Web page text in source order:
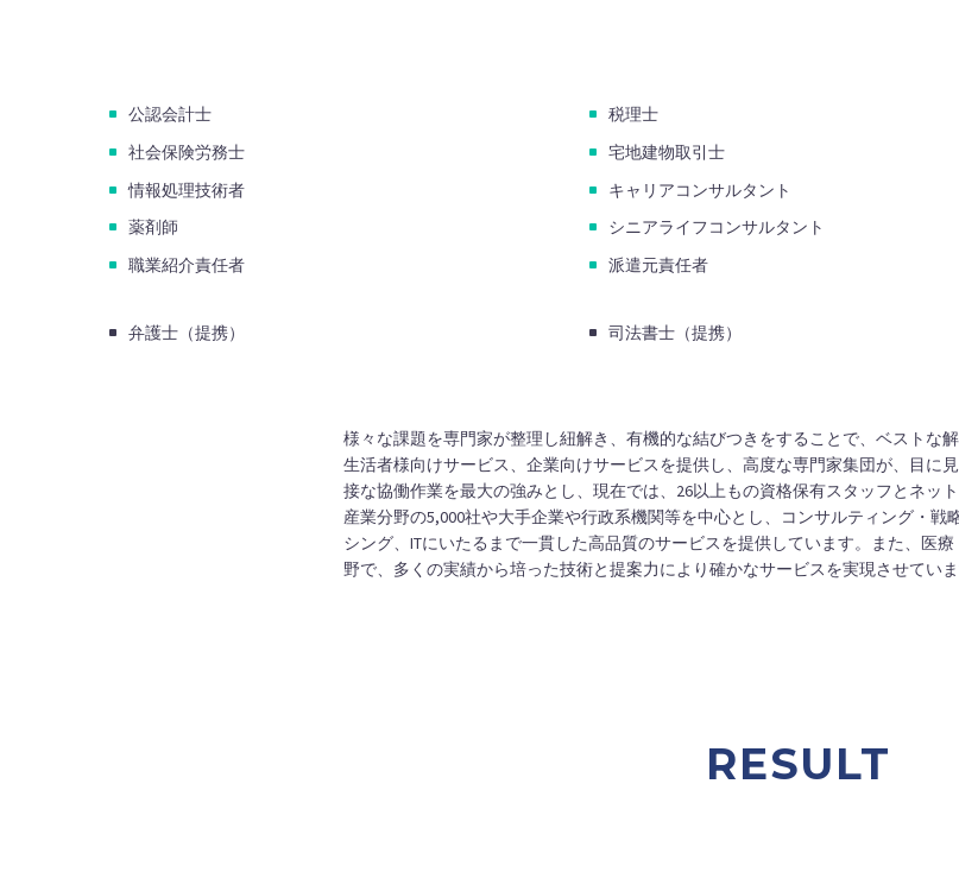
公認会計士
社会保険労務士
情報処理技術者
薬剤師
職業紹介責任者
税理士
宅地建物取引士
キャリアコンサルタント
シニアライフコンサルタント
派遣元責任者
弁護士（提携） 司法書士（提携）
様々な課題を専門家が整理し紐解き、有機的な結びつきをすることで、ベストな解
生活者様向けサービス、企業向けサービスを提供し、高度な専門家集団が、目に
接な協働作業を最大の強みとし、現在では、26以上もの資格保有スタッフとネッ
産業分野の5,000社や大手企業や行政系機関等を中心とし、コンサルティング・戦
シング、ITにいたるまで一貫した高品質のサービスを提供しています。また、医
野で、多くの実績から培った技術と提案力により確かなサービスを実現させていま
RESULT